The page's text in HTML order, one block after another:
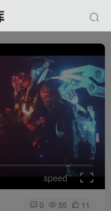
speed
0 55 11